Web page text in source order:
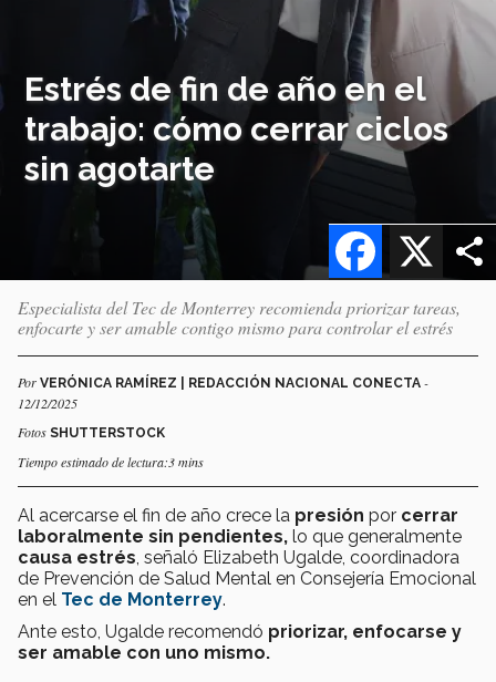
Estrés de fin de año en el
trabajo: cómo cerrar ciclos
sin agotarte
X
Facebook
Especialista del Tec de Monterrey recomienda priorizar tareas,
enfocarte y ser amable contigo mismo para controlar el estrés
Por VERÓNICA RAMÍREZ | REDACCIÓN NACIONAL CONECTA -
12/12/2025
Fotos SHUTTERSTOCK
Tiempo estimado de lectura:3 mins
Al acercarse el fin de año crece la presión por cerrar
laboralmente sin pendientes, lo que generalmente
causa estrés , señaló Elizabeth Ugalde, coordinadora
de Prevención de Salud Mental en Consejería Emocional
en el Tec de Monterrey.
Ante esto, Ugalde recomendó priorizar, enfocarse y
ser amable con uno mismo.